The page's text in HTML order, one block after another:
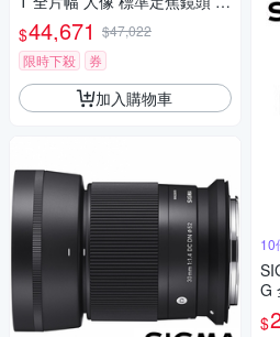
or SONY E-mount (公司貨)
$44,671 $47,022
限時下殺
券
加入購物車
10
G
$